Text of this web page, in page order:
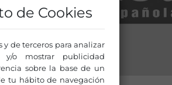
de Cookies
de terceros para analizar
o mostrar publicidad
sobre la base de un
tu hábito de navegación